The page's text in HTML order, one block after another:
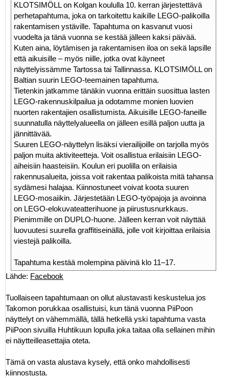
KLOTSIMÖLL on Kolgan koululla 10. kerran järjestettävä
perhetapahtuma, joka on tarkoitettu kaikille LEGO-palikoilla
rakentamisen ystäville. Tapahtuma on kasvanut vuosi
vuodelta ja tänä vuonna se kestää jälleen kaksi päivää.
Kuten aina, löytämisen ja rakentamisen iloa on sekä lapsille
että aikuisille – myös niille, jotka ovat käyneet
näyttelyissämme Tartossa tai Tallinnassa. KLOTSIMÖLL on
Baltian suurin LEGO-teemainen tapahtuma.
Tietenkin jatkamme tänäkin vuonna erittäin suosittua lasten
LEGO-rakennuskilpailua ja odotamme monien luovien
nuorten rakentajien osallistumista. Aikuisille LEGO-faneille
suunnatulla näyttelyalueella on jälleen esillä paljon uutta ja
jännittävää.
Suuren LEGO-näyttelyn lisäksi vierailijoille on tarjolla myös
paljon muita aktiviteetteja. Voit osallistua erilaisiin LEGO-
aiheisiin haasteisiin. Koulun eri puolilla on erilaisia ​​
rakennusalueita, joissa voit rakentaa palikoista mitä tahansa
sydämesi halajaa. Kiinnostuneet voivat koota suuren
LEGO-mosaiikin. Järjestetään LEGO-työpajoja ja avoinna
on LEGO-elokuvateatterihuone ja piirustusnurkkaus.
Pienimmille on DUPLO-huone. Jälleen kerran voit näyttää
luovuutesi suurella graffitiseinällä, jolle voit kirjoittaa erilaisia ​​
viestejä palikoilla.
Tapahtuma kestää molempina päivinä klo 11–17.
Lähde: Facebook
Tuollaiseen tapahtumaan on ollut alustavasti keskustelua jos
Takomon porukkaa osallistuisi, kun tänä vuonna PiiPoon
näyttelyt on vähemmällä, tällä hetkellä yski tapahtuma vasta
PiiPoon sivuilla Huhtikuun lopulla joka taitaa olla sellainen mihin
ei näytteilleasettajia oteta.
Tämä on vasta alustava kysely, että onko mahdollisesti
kiinnostusta.